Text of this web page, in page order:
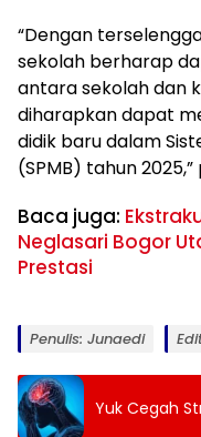
“Dengan
sekolah berharap
antara sekolah dan
diharapkan dapat
didik baru dalam
(SPMB) tahun
Baca juga:
Neglasari Bogor
Prestasi
Penulis: Junaedi
Yuk Cegah